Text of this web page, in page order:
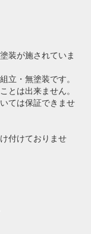
装が施されていま
立・無塗装です。
とは出来ません。
ては保証できませ
付けておりませ